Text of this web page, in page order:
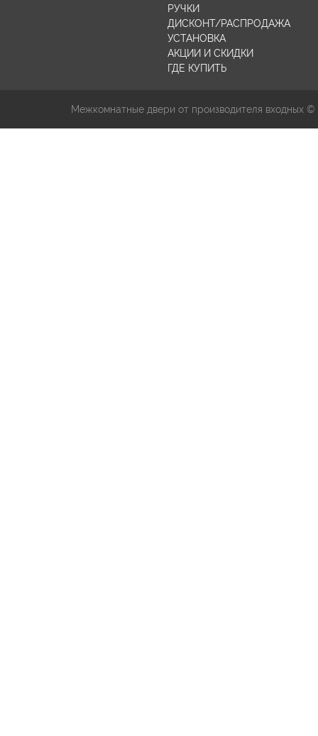
РУЧКИ
ДИСКОНТ/РАСПРОДАЖА
УСТАНОВКА
АКЦИИ И СКИДКИ
ГДЕ КУПИТЬ
Межкомнатные двери от производителя входных